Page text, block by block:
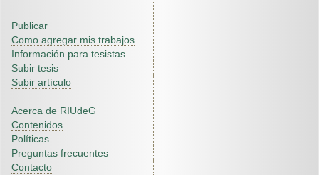
Publicar
Como agregar mis trabajos
Información para tesistas
Subir tesis
Subir artículo
Acerca de RIUdeG
Contenidos
Políticas
Preguntas frecuentes
Contacto